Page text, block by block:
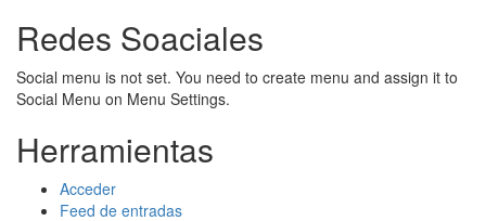
Redes Soaciales
Social menu is not set. You need to create menu and assign it to
Social Menu on Menu Settings.
Herramientas
Acceder
Feed de entradas